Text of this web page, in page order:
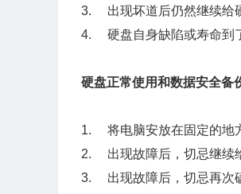
3. 出现坏道后仍然继续给
4. 硬盘自身缺陷或寿命到
硬盘正常使用和数据安全备
1. 将电脑安放在固定的地
2. 出现故障后，切忌继续
3. 出现故障后，切忌再次